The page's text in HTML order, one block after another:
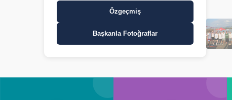
Özgeçmiş
Başkanla Fotoğraflar